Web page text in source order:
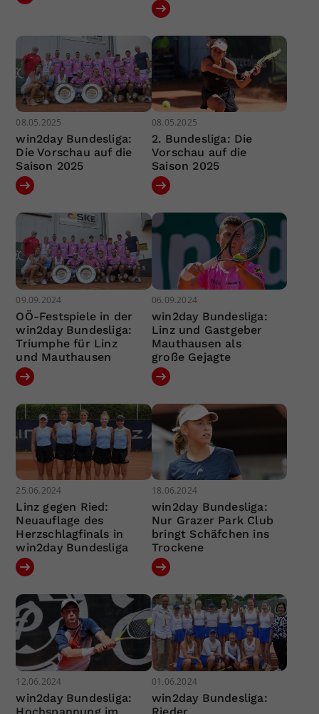
08.05.2025
win2day Bundesliga:
Die Vorschau auf die
Saison 2025
08.05.2025
2. Bundesliga: Die
Vorschau auf die
Saison 2025
09.09.2024
OÖ-Festspiele in der
win2day Bundesliga:
Triumphe für Linz
und Mauthausen
06.09.2024
win2day Bundesliga:
Linz und Gastgeber
Mauthausen als
große Gejagte
25.06.2024
Linz gegen Ried:
Neuauflage des
Herzschlagfinals in
win2day Bundesliga
18.06.2024
win2day Bundesliga:
Nur Grazer Park Club
bringt Schäfchen ins
Trockene
12.06.2024
win2day Bundesliga:
01.06.2024
win2day Bundesliga: